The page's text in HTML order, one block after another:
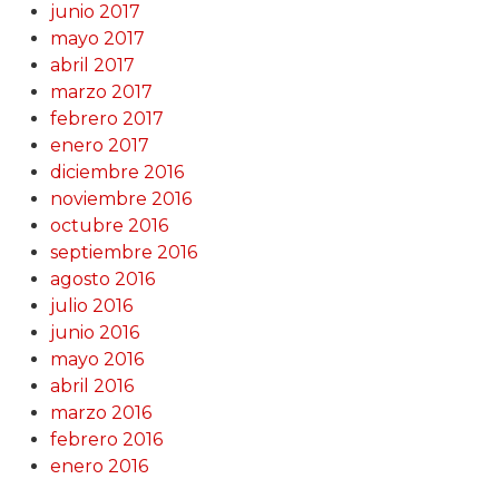
junio 2017
mayo 2017
abril 2017
marzo 2017
febrero 2017
enero 2017
diciembre 2016
noviembre 2016
octubre 2016
septiembre 2016
agosto 2016
julio 2016
junio 2016
mayo 2016
abril 2016
marzo 2016
febrero 2016
enero 2016